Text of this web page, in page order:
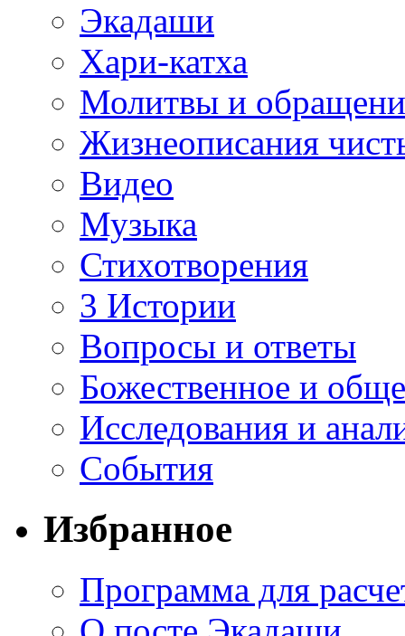
Экадаши
Хари-катха
Молитвы и
Жизнеописания
Видео
Музыка
Стихотворения
3 Истории
Вопросы и ответы
Божественное и
Исследования и
События
Избранное
Программа для